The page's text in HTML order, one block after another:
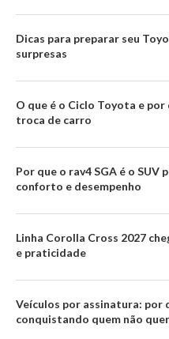
Dicas para preparar seu
surpresas
O que é o Ciclo Toyota e por
troca de carro
Por que o rav4 SGA é o SUV
conforto e desempenho
Linha Corolla Cross 2027
e praticidade
Veículos por assinatura: por
conquistando quem não